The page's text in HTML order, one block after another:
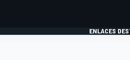
ENLACES